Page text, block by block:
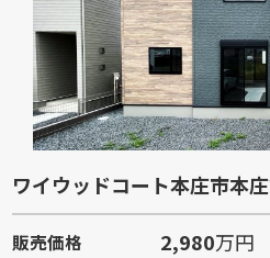
ワイウッドコート本庄市本
販売価格 2,980万円